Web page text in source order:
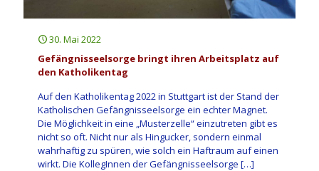
30. Mai 2022
Gefängnisseelsorge bringt ihren Arbeitsplatz auf
den Katholikentag
Auf den Katholikentag 2022 in Stuttgart ist der Stand der
Katholischen Gefängnisseelsorge ein echter Magnet.
Die Möglichkeit in eine „Musterzelle“ einzutreten gibt es
nicht so oft. Nicht nur als Hingucker, sondern einmal
wahrhaftig zu spüren, wie solch ein Haftraum auf einen
wirkt. Die KollegInnen der Gefängnisseelsorge […]